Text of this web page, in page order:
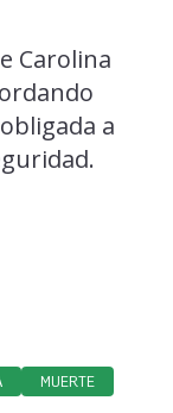
Carolina
a
MUERTE